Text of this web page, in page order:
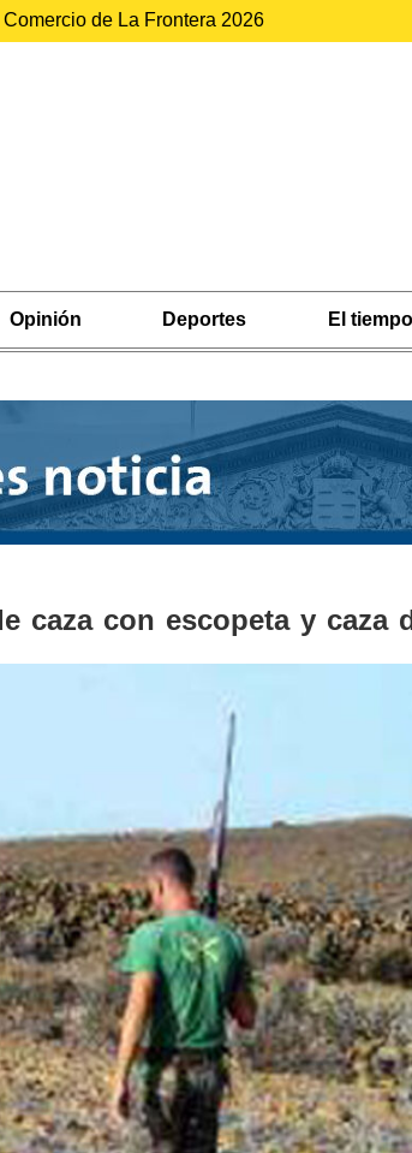
de La Frontera 2026
Opinión Deportes El tiempo
caza con escopeta y caza